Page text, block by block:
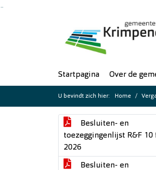
Startpagina Over de
U bevindt zich hier: Home
Besluiten- en
toezeggingenlijst R&F
2026
Besluiten- en